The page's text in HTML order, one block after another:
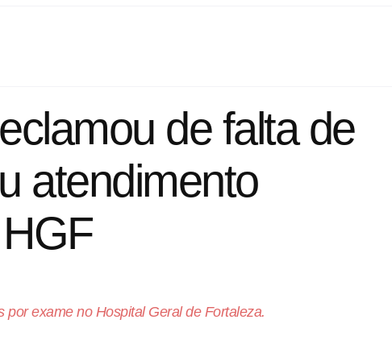
de falta de
atendimento
exame no Hospital Geral de Fortaleza.